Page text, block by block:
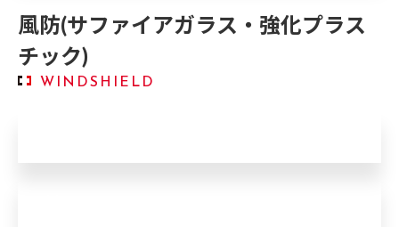
風防(サファイアガラス・強化プラス
チック)
WINDSHIELD